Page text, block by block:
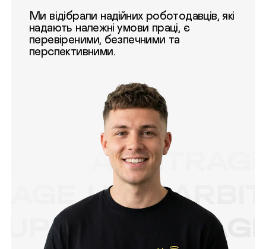
Ми відібрали надійних роботодавців, які
надають належні умови праці, є
перевіреними, безпечними та
перспективними.